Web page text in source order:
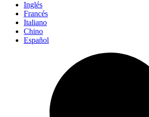
Inglés
Francés
Italiano
Chino
Español